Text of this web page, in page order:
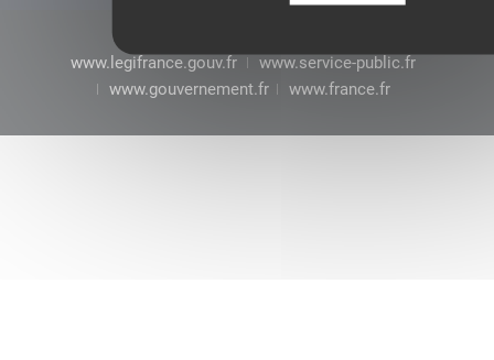
www.legifrance.gouv.fr
www.service-public.fr
www.gouvernement.fr
www.france.fr